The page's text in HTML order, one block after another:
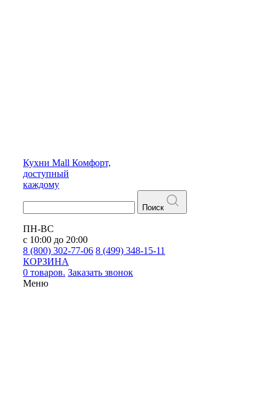
Кухни Mall Комфорт,
доступный
каждому
Поиск
ПН-ВС
с 10:00 до 20:00
8 (800) 302-77-06 8 (499) 348-15-11
КОРЗИНА
0 товаров. Заказать звонок
Меню